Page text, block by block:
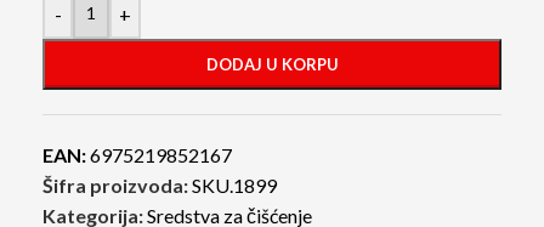
- +
DODAJ U KORPU
EAN:6975219852167
Šifra proizvoda:SKU.1899
Kategorija:Sredstva za čišćenje